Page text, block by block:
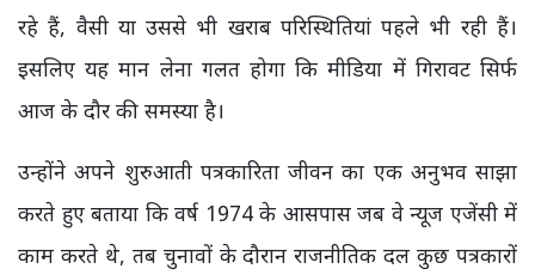
रहे हैं, वैसी या उससे भी खराब परिस्थितियां पहले भी रही हैं।
इसलिए यह मान लेना गलत होगा कि मीडिया में गिरावट सिर्फ
आज के दौर की समस्या है।
उन्होंने अपने शुरुआती पत्रकारिता जीवन का एक अनुभव साझा
करते हुए बताया कि वर्ष 1974 के आसपास जब वे न्यूज एजेंसी में
काम करते थे, तब चुनावों के दौरान राजनीतिक दल कुछ पत्रकारों